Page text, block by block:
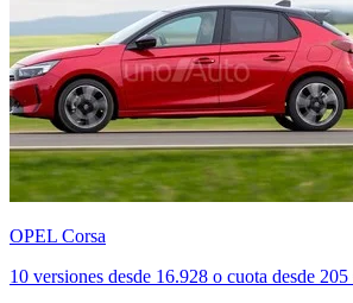
OPEL Corsa
10 versiones desde 16.928 o cuota desde 205